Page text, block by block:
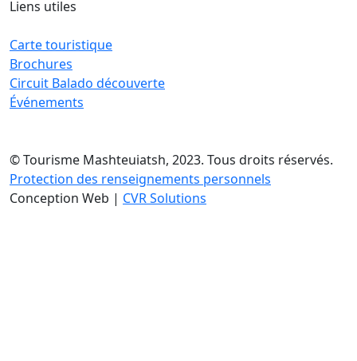
Liens utiles
Carte touristique
Brochures
Circuit Balado découverte
Événements
© Tourisme Mashteuiatsh, 2023. Tous droits réservés.
Protection des renseignements personnels
Conception Web | CVR Solutions